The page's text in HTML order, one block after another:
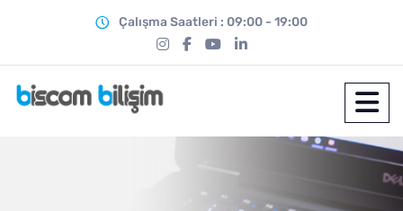
Çalışma Saatleri : 09:00 - 19:00